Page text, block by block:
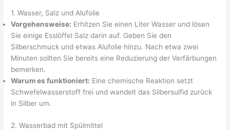
1. Wasser, Salz und Alufolie
Vorgehensweise: Erhitzen Sie einen Liter Wasser und lösen
Sie einige Esslöffel Salz darin auf. Geben Sie den
Silberschmuck und etwas Alufolie hinzu. Nach etwa zwei
Minuten sollten Sie bereits eine Reduzierung der Verfärbungen
bemerken.
Warum es funktioniert: Eine chemische Reaktion setzt
Schwefelwasserstoff frei und wandelt das Silbersulfid zurück
in Silber um.
2. Wasserbad mit Spülmittel